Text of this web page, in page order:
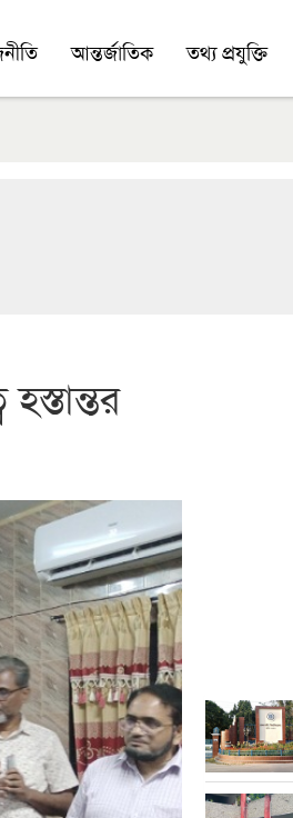
আন্তর্জাতিক তথ্য প্রযুক্তি